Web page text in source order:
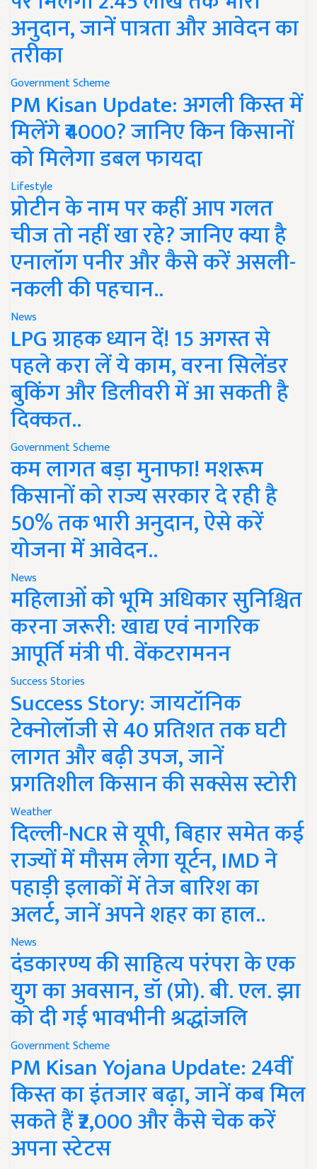
अनुदान, जानें पात्रता और आवेदन का
तरीका
Government Scheme
PM Kisan Update: अगली किस्त में
मिलेंगे ₹4000? जानिए किन किसानों
को मिलेगा डबल फायदा
Lifestyle
प्रोटीन के नाम पर कहीं आप गलत
चीज तो नहीं खा रहे? जानिए क्या है
एनालॉग पनीर और कैसे करें असली-
नकली की पहचान..
News
LPG ग्राहक ध्यान दें! 15 अगस्त से
पहले करा लें ये काम, वरना सिलेंडर
बुकिंग और डिलीवरी में आ सकती है
दिक्कत..
Government Scheme
कम लागत बड़ा मुनाफा! मशरूम
किसानों को राज्य सरकार दे रही है
50% तक भारी अनुदान, ऐसे करें
योजना में आवेदन..
News
महिलाओं को भूमि अधिकार सुनिश्चित
करना जरूरी: खाद्य एवं नागरिक
आपूर्ति मंत्री पी. वेंकटरामनन
Success Stories
Success Story: जायटॉनिक
टेक्नोलॉजी से 40 प्रतिशत तक घटी
लागत और बढ़ी उपज, जानें
प्रगतिशील किसान की सक्सेस स्टोरी
Weather
दिल्ली-NCR से यूपी, बिहार समेत कई
राज्यों में मौसम लेगा यूर्टन, IMD ने
पहाड़ी इलाकों में तेज बारिश का
अलर्ट, जानें अपने शहर का हाल..
News
दंडकारण्य की साहित्य परंपरा के एक
युग का अवसान, डॉ (प्रो). बी. एल. झा
को दी गई भावभीनी श्रद्धांजलि
Government Scheme
PM Kisan Yojana Update: 24वीं
किस्त का इंतजार बढ़ा, जानें कब मिल
सकते हैं ₹2,000 और कैसे चेक करें
अपना स्टेटस